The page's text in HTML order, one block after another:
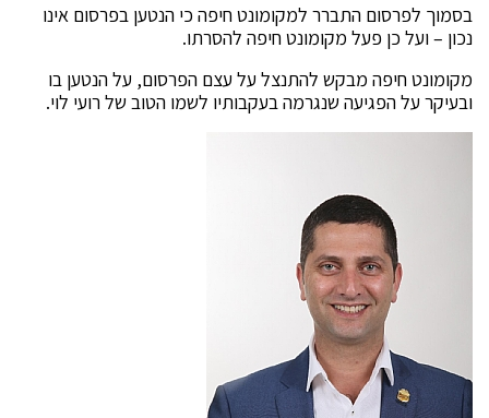
בסמוך לפרסום התברר למקומונט חיפה כי הנטען בפרסום אינו
נכון – ועל כן פעל מקומונט חיפה להסרתו.
מקומונט חיפה מבקש להתנצל על עצם הפרסום, על הנטען בו
ובעיקר על הפגיעה שנגרמה בעקבותיו לשמו הטוב של רועי לוי.